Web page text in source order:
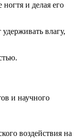
и делая его
влагу,
и научного
воздействия на